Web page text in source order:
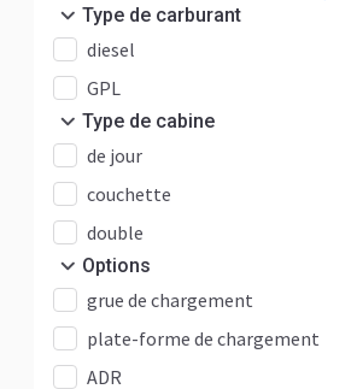
Type de carburant
diesel
GPL
Type de cabine
de jour
couchette
double
Options
grue de chargement
plate-forme de chargement
ADR